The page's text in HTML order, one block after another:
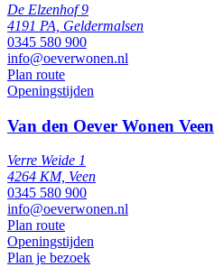
De Elzenhof 9
4191 PA, Geldermalsen
0345 580 900
info@oeverwonen.nl
Plan route
Openingstijden
Van den Oever Wonen Veen
Verre Weide 1
4264 KM, Veen
0345 580 900
info@oeverwonen.nl
Plan route
Openingstijden
Plan je bezoek